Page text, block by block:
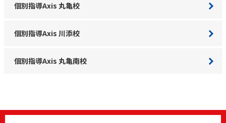
個別指導Axis 丸亀校
個別指導Axis 川添校
個別指導Axis 丸亀南校